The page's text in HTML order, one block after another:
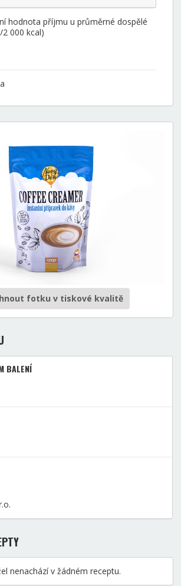
hodnota příjmu u průměrné dospělé
2 000 kcal)
fotku v tiskové kvalitě
BALENÍ
nenachází v žádném receptu.